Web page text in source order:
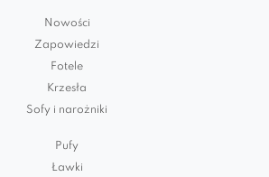
Nowości
Zapowiedzi
Fotele
Krzesła
Sofy i narożniki
Pufy
Ławki